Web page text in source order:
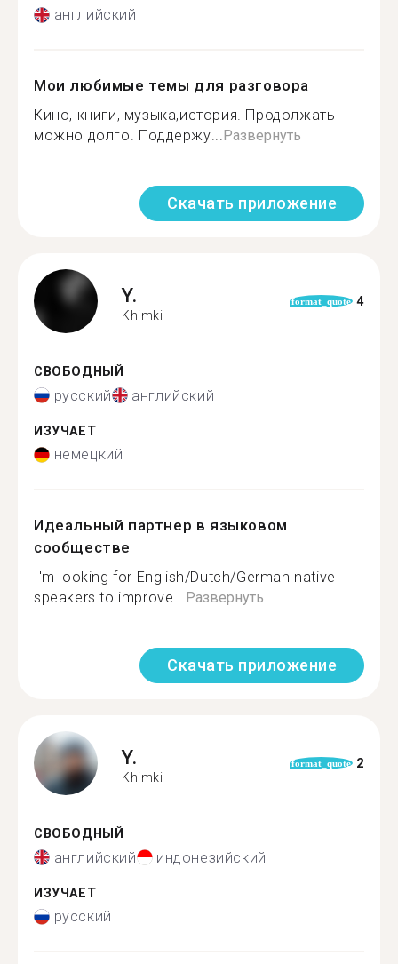
английский
Мои любимые темы для разговора
Кино, книги, музыка,история. Продолжать
можно долго. Поддержу...Развернуть
Скачать приложение
Y.
Khimki
format_quote 4
СВОБОДНЫЙ
русский английский
ИЗУЧАЕТ
немецкий
Идеальный партнер в языковом
сообществе
I'm looking for English/Dutch/German native
speakers to improve...Развернуть
Скачать приложение
Y.
Khimki
format_quote 2
СВОБОДНЫЙ
английский индонезийский
ИЗУЧАЕТ
русский